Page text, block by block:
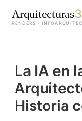
Arquitecturas
RENDERS ·
contenido
principal
La IA en
Historia